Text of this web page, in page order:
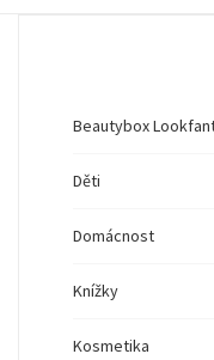
Beautybox
Děti
Domácnost
Knížky
Kosmetika